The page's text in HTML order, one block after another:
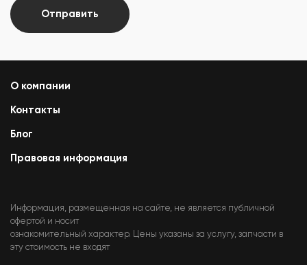
Отправить
О компании
Контакты
Блог
Правовая информация
Информация, размещенная на сайте, не является публичной
офертой и носит
ознакомительный характер. Цены указаны за услугу, запчасти в
эту стоимость не входят